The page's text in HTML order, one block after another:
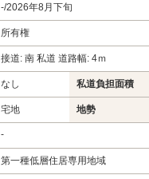
-/2026年8月下旬
所有権
接道: 南 私道 道路幅: 4ｍ
なし 私道負担面積
宅地 地勢
-
第一種低層住居専用地域